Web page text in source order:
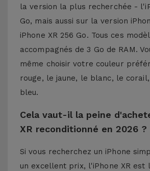
la version la plus recherchée -
Go, mais aussi sur la version
iPhone XR 256 Go. Tous ces
accompagnés de 3 Go de RAM.
même choisir votre couleur
rouge, le jaune, le blanc, le
bleu.
Cela vaut-il la peine
XR reconditionné en 2026 ?
Si vous recherchez un iPhone
un excellent prix, l'iPhone XR est